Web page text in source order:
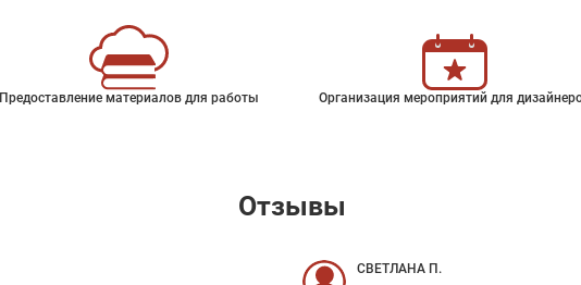
Предоставление материалов для работы Организация мероприятий для
Отзывы
СВЕТЛАНА П.